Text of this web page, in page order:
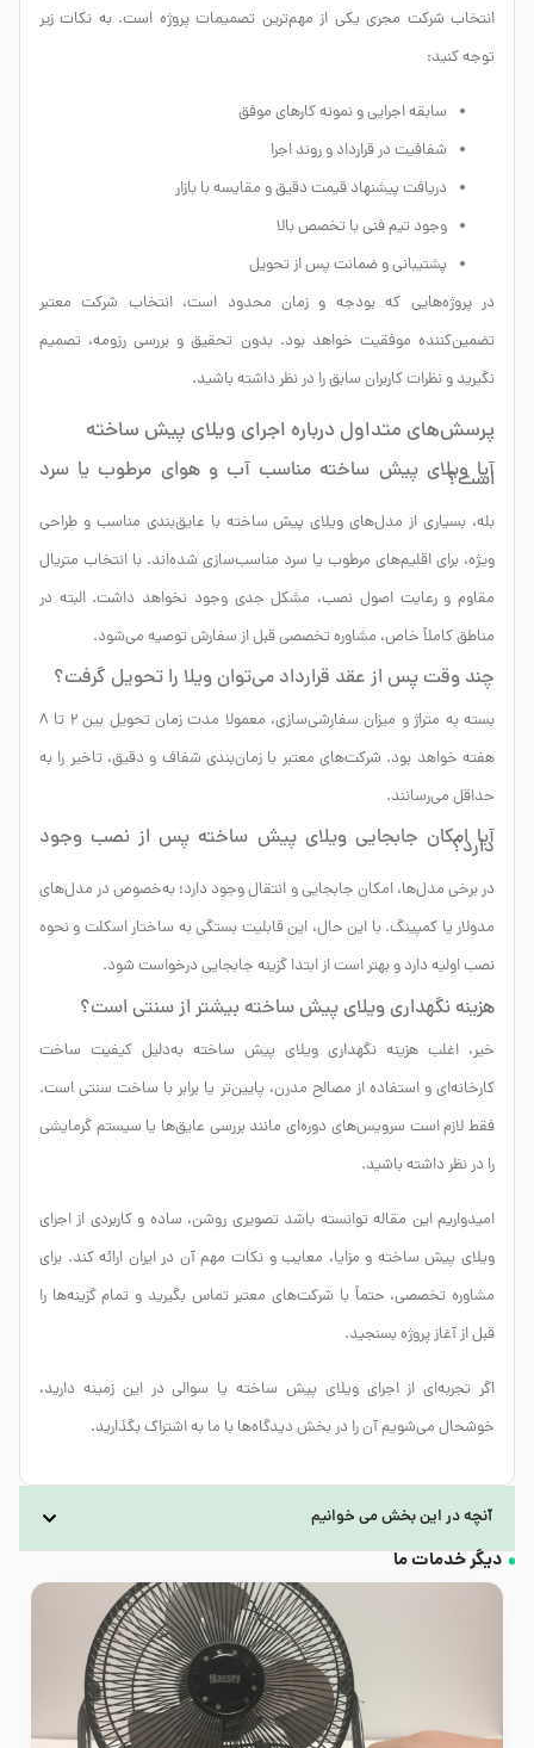
انتخاب شرکت مجری یکی از مهم‌ترین تصمیمات پروژه است. به نکات زیر
توجه کنید:
سابقه اجرایی و نمونه کارهای موفق
شفافیت در قرارداد و روند اجرا
دریافت پیشنهاد قیمت دقیق و مقایسه با بازار
وجود تیم فنی با تخصص بالا
پشتیبانی و ضمانت پس از تحویل
در پروژه‌هایی که بودجه و زمان محدود است، انتخاب شرکت معتبر
تضمین‌کننده موفقیت خواهد بود. بدون تحقیق و بررسی رزومه، تصمیم
نگیرید و نظرات کاربران سابق را در نظر داشته باشید.
پرسش‌های متداول درباره اجرای ویلای پیش ساخته
آیا ویلای پیش ساخته مناسب آب و هوای مرطوب یا سرد
است؟
بله، بسیاری از مدل‌های ویلای پیش ساخته با عایق‌بندی مناسب و طراحی
ویژه، برای اقلیم‌های مرطوب یا سرد مناسب‌سازی شده‌اند. با انتخاب متریال
مقاوم و رعایت اصول نصب، مشکل جدی وجود نخواهد داشت. البته در
مناطق کاملاً خاص، مشاوره تخصصی قبل از سفارش توصیه می‌شود.
چند وقت پس از عقد قرارداد می‌توان ویلا را تحویل گرفت؟
بسته به متراژ و میزان سفارشی‌سازی، معمولا مدت زمان تحویل بین ۲ تا ۸
هفته خواهد بود. شرکت‌های معتبر با زمان‌بندی شفاف و دقیق، تاخیر را به
حداقل می‌رسانند.
آیا امکان جابجایی ویلای پیش ساخته پس از نصب وجود
دارد؟
در برخی مدل‌ها، امکان جابجایی و انتقال وجود دارد؛ به‌خصوص در مدل‌های
مدولار یا کمپینگ. با این حال، این قابلیت بستگی به ساختار اسکلت و نحوه
نصب اولیه دارد و بهتر است از ابتدا گزینه جابجایی درخواست شود.
هزینه نگهداری ویلای پیش ساخته بیشتر از سنتی است؟
خیر، اغلب هزینه نگهداری ویلای پیش ساخته به‌دلیل کیفیت ساخت
کارخانه‌ای و استفاده از مصالح مدرن، پایین‌تر یا برابر با ساخت سنتی است.
فقط لازم است سرویس‌های دوره‌ای مانند بررسی عایق‌ها یا سیستم گرمایشی
را در نظر داشته باشید.
امیدواریم این مقاله توانسته باشد تصویری روشن، ساده و کاربردی از اجرای
ویلای پیش ساخته و مزایا، معایب و نکات مهم آن در ایران ارائه کند. برای
مشاوره تخصصی، حتماً با شرکت‌های معتبر تماس بگیرید و تمام گزینه‌ها را
قبل از آغاز پروژه بسنجید.
اگر تجربه‌ای از اجرای ویلای پیش ساخته یا سوالی در این زمینه دارید،
خوشحال می‌شویم آن را در بخش دیدگاه‌ها با ما به اشتراک بگذارید.
آنچه در این بخش می خوانیم
دیگر خدمات ما